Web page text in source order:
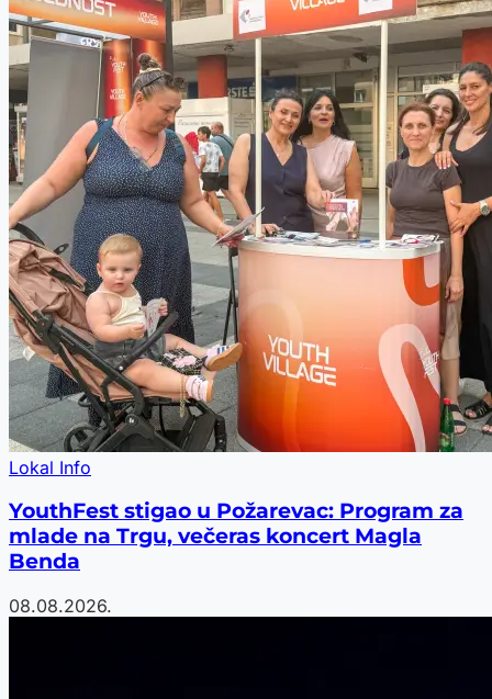
Lokal Info
YouthFest stigao u Požarevac: Program za
mlade na Trgu, večeras koncert Magla
Benda
08.08.2026.